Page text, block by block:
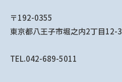
〒192-0355
東京都八王子市堀之内2丁目12-3
TEL.042-689-5011